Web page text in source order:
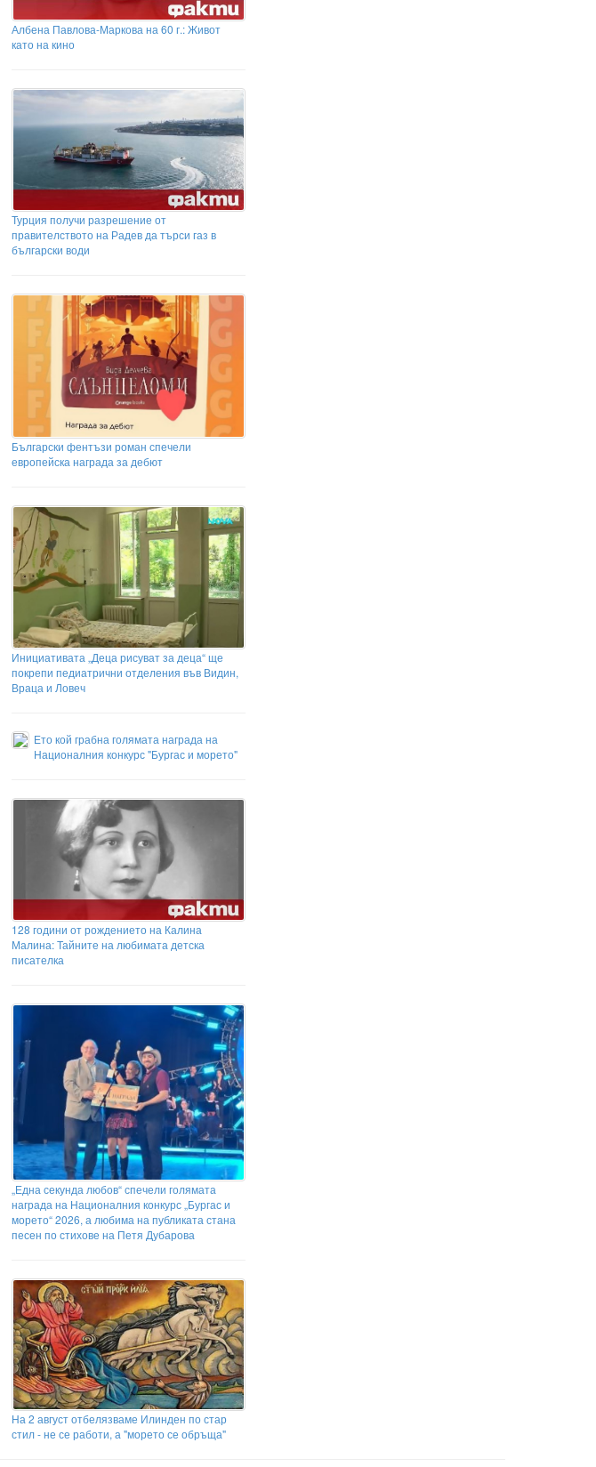
Албена Павлова-Маркова на 60 г.: Живот
като на кино
Турция получи разрешение от
правителството на Радев да търси газ в
български води
Български фентъзи роман спечели
европейска награда за дебют
Инициативата „Деца рисуват за деца“ ще
покрепи педиатрични отделения във Видин,
Враца и Ловеч
Ето кой грабна голямата награда на
Националния конкурс "Бургас и морето"
128 години от рождението на Калина
Малина: Тайните на любимата детска
писателка
„Една секунда любов“ спечели голямата
награда на Националния конкурс „Бургас и
морето“ 2026, а любима на публиката стана
песен по стихове на Петя Дубарова
На 2 август отбелязваме Илинден по стар
стил - не се работи, а "морето се обръща"